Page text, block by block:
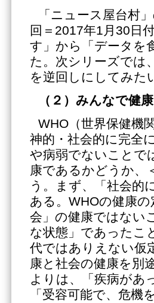
「ニュース屋台村
回＝2017年1月30日
す」から「データを
た。次シリーズでは
を逆回しにしてみた
（２）みんなで健
WHO（世界保健機
神的・社会的に完全
や病弱でないことで
康であるかどうか、
う。まず、「社会的
ある。WHOの健康
会」の健康ではない
な状態」であったこ
代ではありえない仮
康と社会の健康を別
よりは、「疾病があ
「受容可能で、危